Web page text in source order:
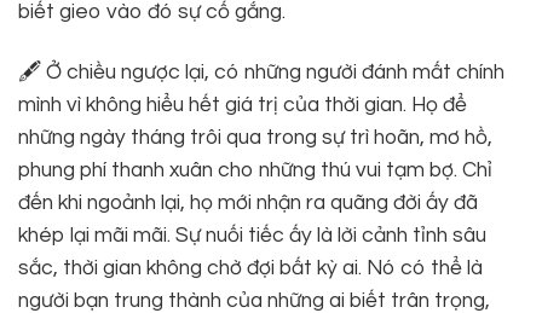
biết gieo vào đó sự cố gắng.
🖋 Ở chiều ngược lại, có những người đánh mất chính
mình vì không hiểu hết giá trị của thời gian. Họ để
những ngày tháng trôi qua trong sự trì hoãn, mơ hồ,
phung phí thanh xuân cho những thú vui tạm bợ. Chỉ
đến khi ngoảnh lại, họ mới nhận ra quãng đời ấy đã
khép lại mãi mãi. Sự nuối tiếc ấy là lời cảnh tỉnh sâu
sắc, thời gian không chờ đợi bất kỳ ai. Nó có thể là
người bạn trung thành của những ai biết trân trọng,